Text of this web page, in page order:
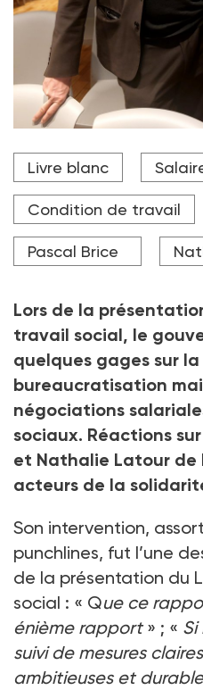
Pascal Brice, président de
de la solidarité, et
Crédit photo E.L.B. pour les ASH
Livre blanc
Condition de travail
Pascal Brice
Lors de la
travail social, le
quelques gages sur
bureaucratisation
négociations
sociaux. Réactions
et Nathalie Latour de
acteurs de la
Son intervention,
punchlines, fut l’une
de la présentation du
social : « Que ce
énième rapport » ; « Si
suivi de mesures
ambitieuses et